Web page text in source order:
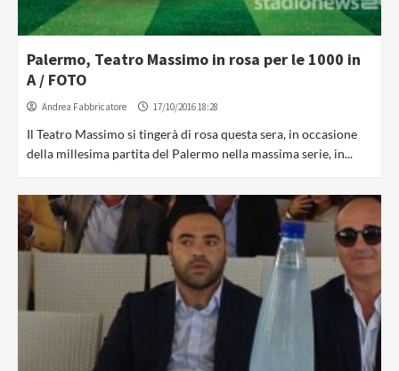
Palermo, Teatro Massimo in rosa per le 1000 in
A / FOTO
Andrea Fabbricatore 17/10/2016 18:28
Il Teatro Massimo si tingerà di rosa questa sera, in occasione
della millesima partita del Palermo nella massima serie, in...